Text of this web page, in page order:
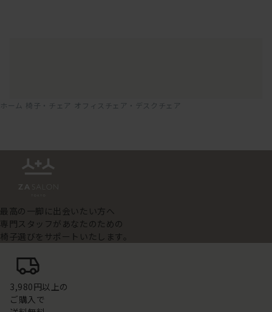
ホーム 椅子・チェア オフィスチェア・デスクチェア
最高の一脚に出会いたい方へ
専門スタッフがあなたのための
椅子選びをサポートいたします。
3,980円以上の
ご購入で